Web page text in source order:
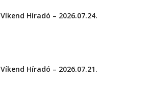
Víkend Híradó – 2026.07.24.
Víkend Híradó – 2026.07.21.